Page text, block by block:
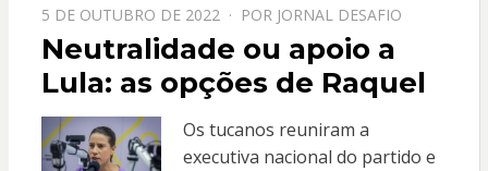
PPOSTADO
EM
5 DE OUTUBRO DE 2022 POR JORNAL DESAFIO
Neutralidade ou apoio a
Lula: as opções de Raquel
Os tucanos reuniram a
executiva nacional do partido e